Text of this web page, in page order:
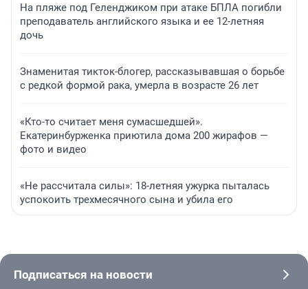
На пляже под Геленджиком при атаке БПЛА погибли
преподаватель английского языка и ее 12-летняя
дочь
Знаменитая тикток-блогер, рассказывавшая о борьбе
с редкой формой рака, умерла в возрасте 26 лет
«Кто-то считает меня сумасшедшей».
Екатеринбурженка приютила дома 200 жирафов —
фото и видео
«Не рассчитала силы»: 18-летняя ужурка пыталась
успокоить трехмесячного сына и убила его
Подписаться на новости